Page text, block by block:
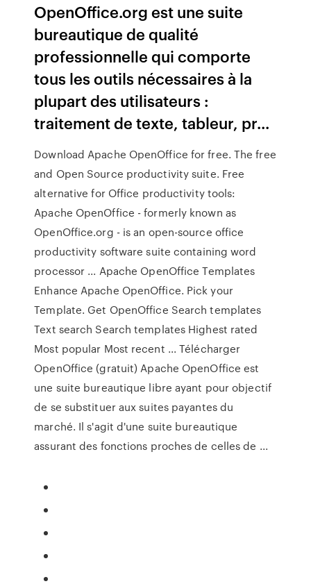
OpenOffice.org est une suite
bureautique de qualité
professionnelle qui comporte
tous les outils nécessaires à la
plupart des utilisateurs :
traitement de texte, tableur, pr...
Download Apache OpenOffice for free. The free
and Open Source productivity suite. Free
alternative for Office productivity tools:
Apache OpenOffice - formerly known as
OpenOffice.org - is an open-source office
productivity software suite containing word
processor ... Apache OpenOffice Templates
Enhance Apache OpenOffice. Pick your
Template. Get OpenOffice Search templates
Text search Search templates Highest rated
Most popular Most recent ... Télécharger
OpenOffice (gratuit) Apache OpenOffice est
une suite bureautique libre ayant pour objectif
de se substituer aux suites payantes du
marché. Il s'agit d'une suite bureautique
assurant des fonctions proches de celles de ...